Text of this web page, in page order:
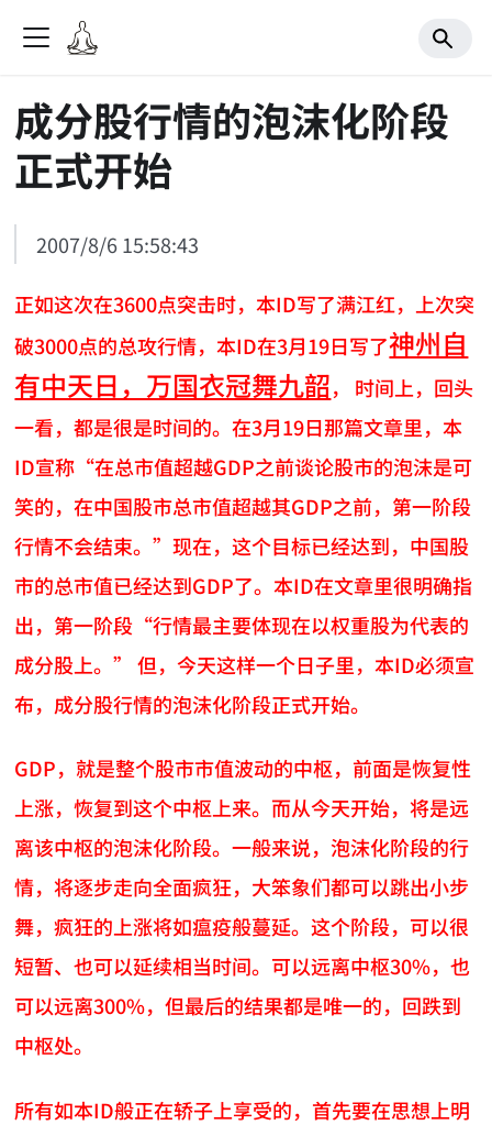
成分股行情的泡沫化阶段
正式开始
2007/8/6 15:58:43
正如这次在3600点突击时，本ID写了满江红，上次突
破3000点的总攻行情，本ID在3月19日写了神州自
有中天日，万国衣冠舞九韶， 时间上，回头
一看，都是很是时间的。在3月19日那篇文章里，本
ID宣称“在总市值超越GDP之前谈论股市的泡沫是可
笑的，在中国股市总市值超越其GDP之前，第一阶段
行情不会结束。”现在，这个目标已经达到，中国股
市的总市值已经达到GDP了。本ID在文章里很明确指
出，第一阶段“行情最主要体现在以权重股为代表的
成分股上。” 但，今天这样一个日子里，本ID必须宣
布，成分股行情的泡沫化阶段正式开始。
GDP，就是整个股市市值波动的中枢，前面是恢复性
上涨，恢复到这个中枢上来。而从今天开始，将是远
离该中枢的泡沫化阶段。一般来说，泡沫化阶段的行
情，将逐步走向全面疯狂，大笨象们都可以跳出小步
舞，疯狂的上涨将如瘟疫般蔓延。这个阶段，可以很
短暂、也可以延续相当时间。可以远离中枢30%，也
可以远离300%，但最后的结果都是唯一的，回跌到
中枢处。
所有如本ID般正在轿子上享受的，首先要在思想上明